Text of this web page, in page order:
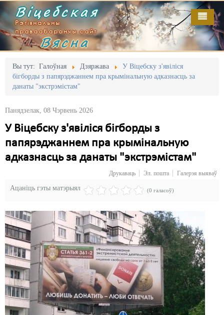
Віцебская
Рэгіянальны
праваабарончы сайт
Вясна
Вы тут: Галоўная Дзяржава
У Віцебску з'явіліся
бігборды з папярэджаннем пра крымінальную адказнасць за
данаты "экстрэмістам"
Панядзелак, 08 Чэрвень 2026
У Віцебску з'явіліся бігборды з
папярэджаннем пра крымінальную
адказнасць за данаты "экстрэмістам"
Друкаваць Эл. пошта Галерэя выяваў
Ацаніць гэты матэрыял (0 галасоў)
Галоўная
Адміністрацыйны перасьлед
Акцыі
Выбары
Грамадзянскія ініцыятывы
Дзяржава
Дыскрымінацыя
Карная псыхіятрыя
КПЧ ААН
Культурныя правы
ЛПП
Мігранты
Выданьні
Відэа
Пра нас
RSS